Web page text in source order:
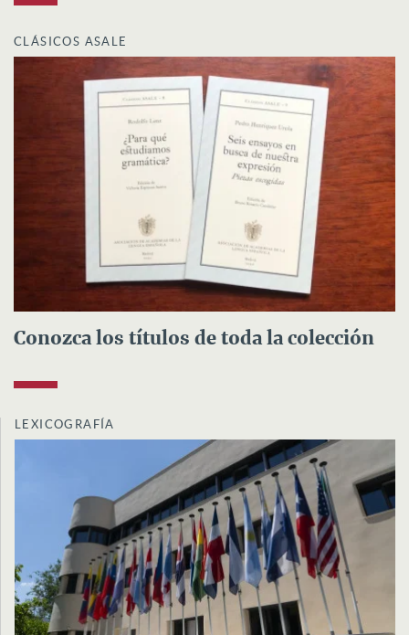
CLÁSICOS ASALE
Conozca los títulos de toda la colección
LEXICOGRAFÍA